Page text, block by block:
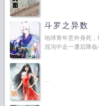
斗罗之异数
地球青年意外身死
混沌中走一遭后降临
...